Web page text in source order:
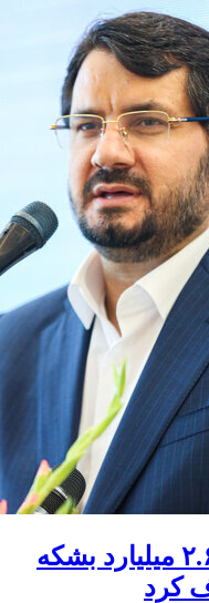
بذرپاش: حماقت ترامپ، ۲.۶ میلیارد بشکه
کرد